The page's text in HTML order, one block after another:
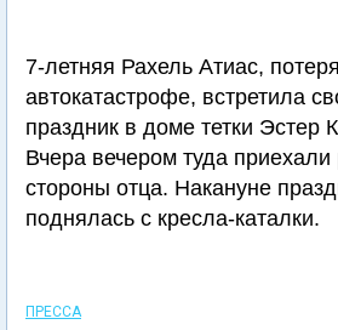
7-летняя Рахель Атиас,
автокатастрофе, встретила
праздник в доме тетки Эстер
Вчера вечером туда приехали
стороны отца. Накануне
поднялась с кресла-каталки.
ПРЕССА